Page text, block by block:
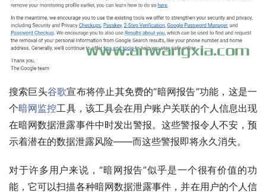
搜索巨头谷歌宣布将停止其免费的“暗网报告”功能，这是一
个暗网监控工具，该工具会在用户账户关联的个人信息出现
在暗网数据泄露事件中时发出警报。这些警报令人不安，预
示着潜在的数据泄露风险——而这些警报即将永久消失。
对于许多用户来说，“暗网报告”似乎是一个很有价值的功
能，它可以扫描各种暗网数据泄露事件，并在用户的个人信